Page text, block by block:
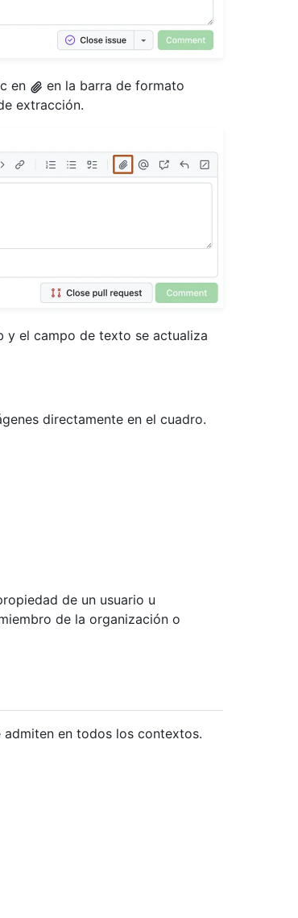
en
en la barra de formato
extracción.
y el campo de texto se actualiza
directamente en el cuadro.
de un usuario u
de la organización o
en todos los contextos.